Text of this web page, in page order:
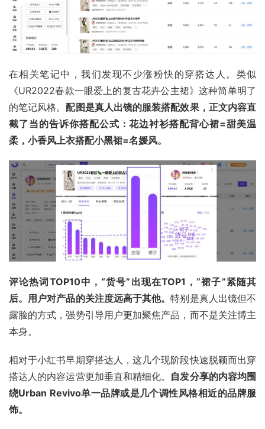
在相关笔记中，我们发现不少涨粉快的穿搭达人。类似
《UR2022春款一眼爱上的复古花卉公主裙》这种简单明了
的笔记风格。配图是真人出镜的服装搭配效果，正文内容直
截了当的告诉你搭配公式：花边衬衫搭配背心裙=甜美温
柔，小香风上衣搭配小黑裙=名媛风。
评论热词TOP10中，“货号”出现在TOP1，“裙子”紧随其
后。用户对产品的关注度远高于其他。特别是真人出镜但不
露脸的方式，强势引导用户更加聚焦产品，而不是关注博主
本身。
相对于小红书早期穿搭达人，这几个现阶段快速脱颖而出穿
搭达人的内容运营更加垂直和精细化。 自发分享的内容均围
绕Urban Revivo单一品牌或是几个调性风格相近的品牌服
饰。